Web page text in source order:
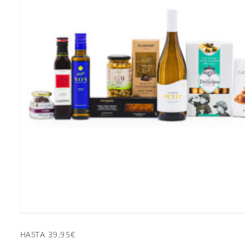
HASTA 39,95€